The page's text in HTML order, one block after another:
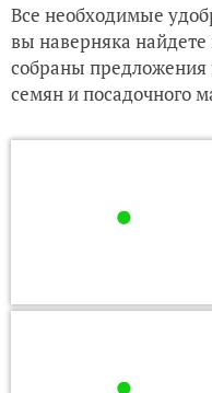
Все необходимые
вы наверняка
собраны
семян и посадочного